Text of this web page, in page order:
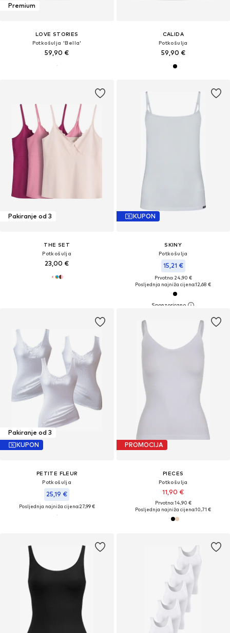
Premium
LOVE STORIES
Potkošulja 'Bella'
59,90 €
CALIDA
Potkošulja
59,90 €
Pakiranje od 3
THE SET
Potkošulja
23,00 €
KUPON
SKINY
Potkošulja
15,21 €
Prvotno: 24,90 €
Posljednja najniža cijena:12,68 €
Pakiranje od 3
KUPON
PETITE FLEUR
Potkošulja
25,19 €
Posljednja najniža cijena:27,99 €
PROMOCIJA
PIECES
Potkošulja
11,90 €
Prvotno: 14,90 €
Posljednja najniža cijena:10,71 €